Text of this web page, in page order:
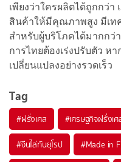
เพียงว่าใครผลิตได้ถูกกว่
สินค้าให้มีคุณภาพสูง มีเท
สำหรับผู้บริโภคได้มากกว่
การไทยต้องเร่งปรับตัว ห
เปลี่ยนแปลงอย่างรวดเร็ว
Tag
#ฝรั่งเศส #เศรษฐกิจฝรั่งเศ
#จีนไล่ทันยุโรป #Made in